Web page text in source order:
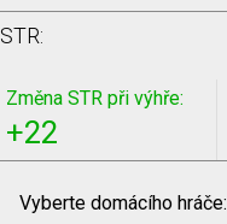
STR:
Změna STR při výhře:
+22
Vyberte domácího hráče: